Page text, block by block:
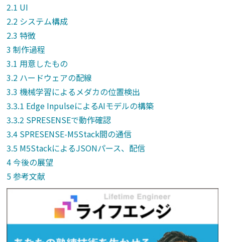
UI
システム構成
特徴
制作過程
用意したもの
ハードウェアの配線
機械学習によるメダカの位置検出
Edge InpulseによるAIモデルの構築
SPRESENSEで動作確認
SPRESENSE-M5Stack間の通信
M5StackによるJSONパース、配信
今後の展望
参考文献